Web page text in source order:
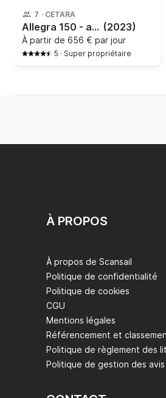
7 · CETARA
Allegra 150 - allegra21 (2023)
À partir de 656 € par jour
5 · Super propriétaire
À PROPOS
À propos de Scansail
Politique de confidentialité
Politique de cookies
CGU
Mentions légales
Référencement et
Politique de règlement des
Politique de gestion des avis